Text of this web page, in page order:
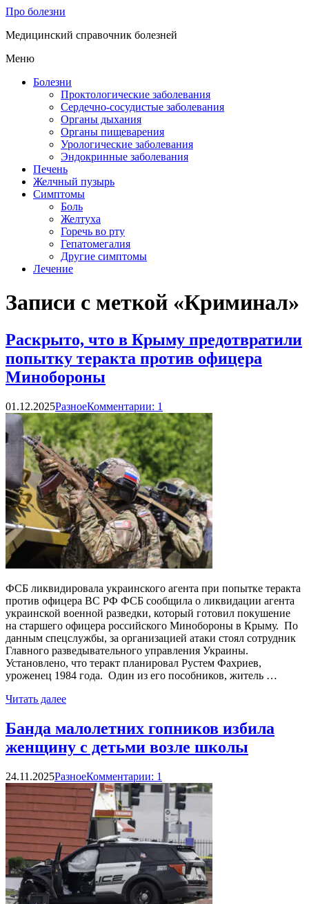
Про болезни
Медицинский справочник болезней
Меню
Болезни
Проктологические заболевания
Сердечно-сосудистые заболевания
Органы дыхания
Органы пищеварения
Урологические заболевания
Эндокринные заболевания
Печень
Желчный пузырь
Симптомы
Боль
Желтуха
Горечь во рту
Гепатомегалия
Другие симптомы
Лечение
Записи с меткой «Криминал»
Раскрыто, что в Крыму предотвратили
попытку теракта против офицера
Минобороны
01.12.2025РазноеКомментарии: 1
ФСБ ликвидировала украинского агента при попытке теракта
против офицера ВС РФ ФСБ сообщила о ликвидации агента
украинской военной разведки, который готовил покушение
на старшего офицера российского Минобороны в Крыму. По
данным спецслужбы, за организацией атаки стоял сотрудник
Главного разведывательного управления Украины.
Установлено, что теракт планировал Рустем Фахриев,
уроженец 1984 года. Один из его пособников, житель …
Читать далее
Банда малолетних гопников избила
женщину с детьми возле школы
24.11.2025РазноеКомментарии: 1